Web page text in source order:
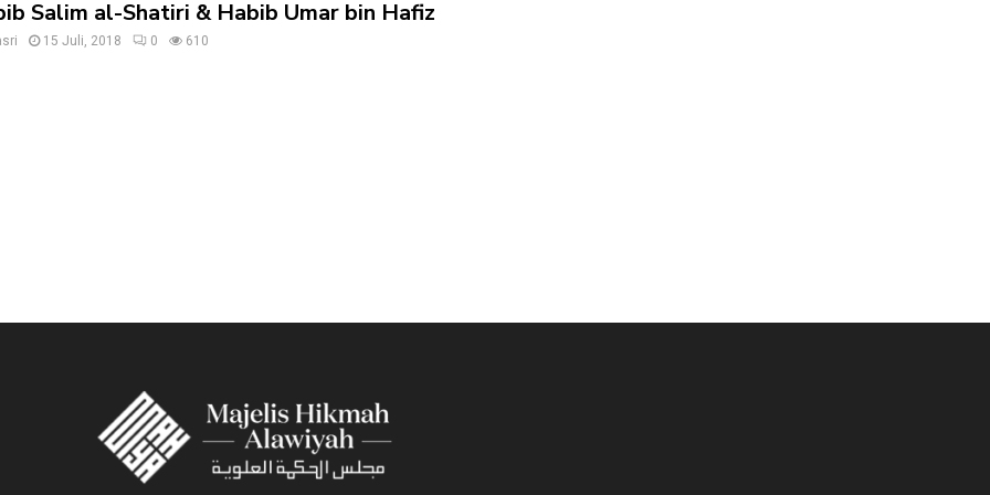
Salim al-Shatiri & Habib Umar bin Hafiz
15 Juli, 2018 0 610